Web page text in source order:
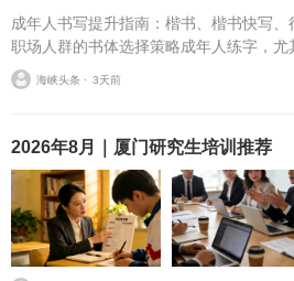
成年人书写提升指南：楷书、楷书快写
职场人群的书体选择策略成年人练字，尤
常常面临一个具体问题：字丑想改善，到
书快写，或者干脆练行...
海峡头条 ⋅ 3天前
2026年8月｜厦门研究生培训推荐